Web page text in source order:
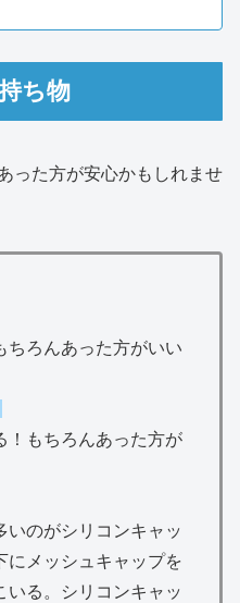
ち物
った方が安心かもしれませ
ちろんあった方がいい
！もちろんあった方が
いのがシリコンキャッ
にメッシュキャップを
いる。シリコンキャッ